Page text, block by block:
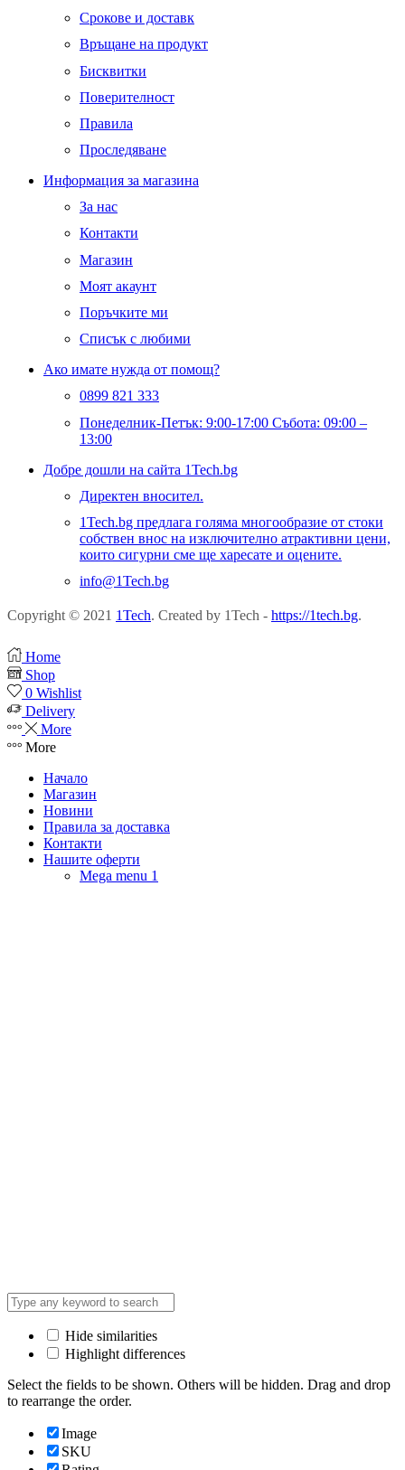
Срокове и доставк
Връщане на продукт
Бисквитки
Поверителност
Правила
Проследяване
Информация за магазина
За нас
Контакти
Магазин
Моят акаунт
Поръчките ми
Списък с любими
Ако имате нужда от помощ?
0899 821 333
Понеделник-Петък: 9:00-17:00 Събота: 09:00 –
13:00
Добре дошли на сайта 1Tech.bg
Директен вносител.
1Tech.bg предлага голяма многообразие от стоки
собствен внос на изключително атрактивни цени,
които сигурни сме ще харесате и оцените.
info@1Tech.bg
Copyright © 2021 1Tech. Created by 1Tech - https://1tech.bg.
Home
Shop
0 Wishlist
Delivery
More
More
Начало
Магазин
Новини
Правила за доставка
Контакти
Нашите оферти
Mega menu 1
Hide similarities
Highlight differences
Select the fields to be shown. Others will be hidden. Drag and drop
to rearrange the order.
Image
SKU